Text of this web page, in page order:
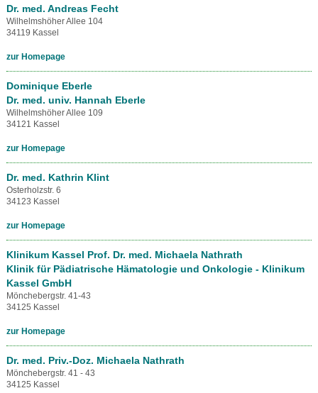
Dr. med. Andreas Fecht
Wilhelmshöher Allee 104
34119 Kassel
zur Homepage
Dominique Eberle
Dr. med. univ. Hannah Eberle
Wilhelmshöher Allee 109
34121 Kassel
zur Homepage
Dr. med. Kathrin Klint
Osterholzstr. 6
34123 Kassel
zur Homepage
Klinikum Kassel Prof. Dr. med. Michaela Nathrath
Klinik für Pädiatrische Hämatologie und Onkologie - Klinikum
Kassel GmbH
Mönchebergstr. 41-43
34125 Kassel
zur Homepage
Dr. med. Priv.-Doz. Michaela Nathrath
Mönchebergstr. 41 - 43
34125 Kassel